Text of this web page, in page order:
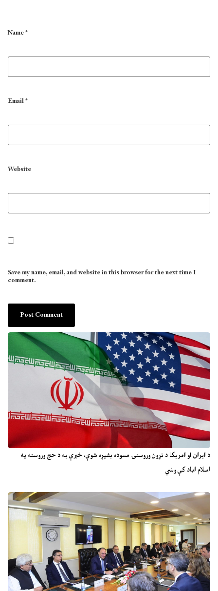
د ایران او امریکا د تړون وروستۍ مسوده بشپړه شوې، خبرې به د حج وروسته په
اسلام اباد کې وشي
Name*
Email*
Website
Save my name, email, and website in this browser for the next time I
comment.